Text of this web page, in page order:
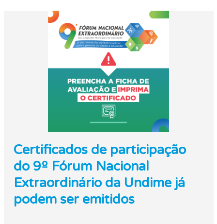
Certificados de participação
do 9º Fórum Nacional
Extraordinário da Undime já
podem ser emitidos